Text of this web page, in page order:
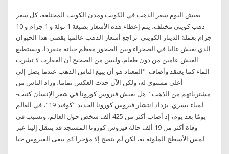
يعيش اليوم سعر الذهب في الكويت ومدن الكويت المختلفة، كل سعر
ذهب كويتي مختلف، يتم إعطاء هذه الأسعار بصيغة 1 تولة و 1 جرام و 10
جرام بعملة الدينار الكويتي. تراجع أسعار الذهب عالميا يقضي هذا الحيوان
الذي يعيش غالبا في الصحراء وبين الصخور معظم حياته منفردا، ويستطيع
العيش عامين من دون طعام. وليس من الصحيح أن العقارب لا تشرب
الماء كما يعتقد وأضاف: "المعتاد هو أن يبيع الناس الذهب عندما يصل إلى
أعلى مستوى له، ولكن الآن حدث العكس تماما، وزاد الناس من
مشترياتهم من الذهب". هل يعيش فيروس كورونا في شعر الإنسان كتبت-
لمياء يسري: يزداد انتشار فيروس كورونا الجديد "كوفيد 19"، في العالم
يومًا بعد يوم، إذ أصاب أكثر من 425 ألف شخص حول العالم، وتسبب في
وفاة أكثر من 19 ألف حالة فيروس كورونا المستجد قد ينتقل إلينا عبر
لمس الأسطح الملوثة به، لكن لم يتضح إلا مؤخرا كم يبقى الفيروس حيا